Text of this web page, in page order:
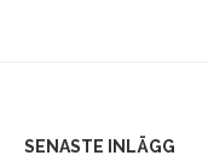
SENASTE INLÄGG